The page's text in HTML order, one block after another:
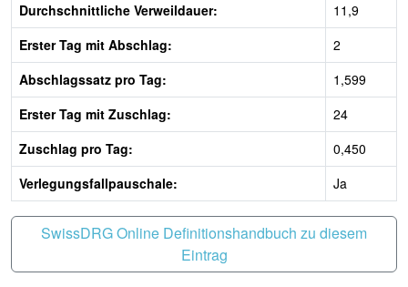
Durchschnittliche Verweildauer:
11,9
Erster Tag mit Abschlag:
2
Abschlagssatz pro Tag:
1,599
Erster Tag mit Zuschlag:
24
Zuschlag pro Tag:
0,450
Verlegungsfallpauschale:
Ja
SwissDRG Online Definitionshandbuch zu diesem
Eintrag